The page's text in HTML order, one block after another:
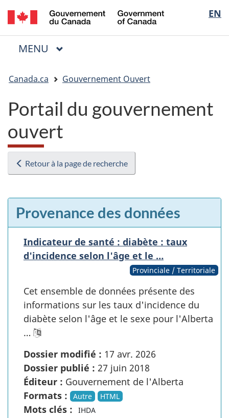
Passer
au
contenu
Passer
à
« Au
Passer
à
la
EN
of
Menu
MENU PRINCIPAL
êtes
ici
Canada.ca Gouvernement Ouvert
Portail du gouvernement
ouvert
Retour à la page de recherche
Provenance des données
Indicateur de santé : diabète : taux
d'incidence selon l'âge et le …
Provinciale / Territoriale
Cet ensemble de données présente des
informations sur les taux d'incidence du
diabète selon l'âge et le sexe pour l'Alberta
…
Dossier modifié : 17 avr. 2026
Dossier publié : 27 juin 2018
Éditeur : Gouvernement de l'Alberta
Formats :
Autre HTML
Mots clés :
IHDA